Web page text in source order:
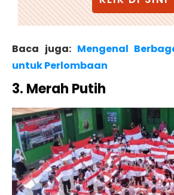
Baca juga: Mengenal
untuk Perlombaan
3. Merah Putih